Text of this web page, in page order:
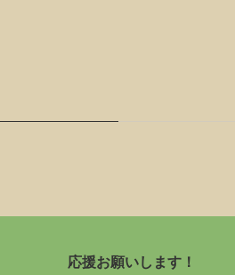
応援お願いします！